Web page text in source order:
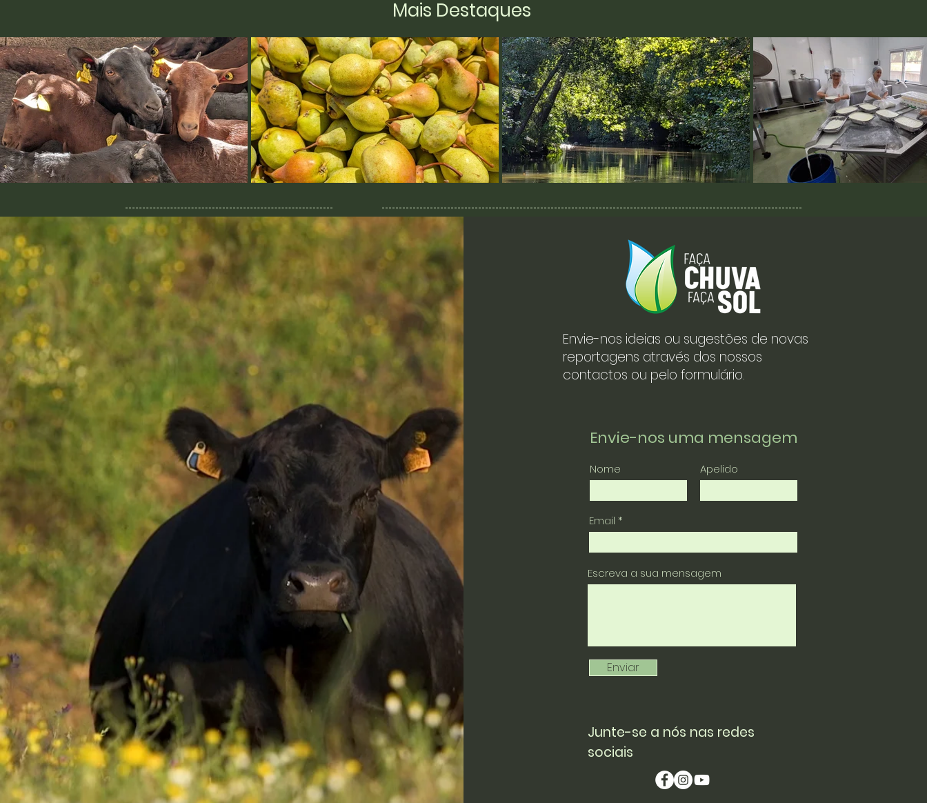
Mais Destaques
Envie-nos ideias ou sugestões de novas
reportagens através dos nossos
contactos ou pelo formulário.
Envie-nos uma mensagem
Nome Apelido
Email
Escreva a sua mensagem
Enviar
Junte-se a nós nas redes
sociais